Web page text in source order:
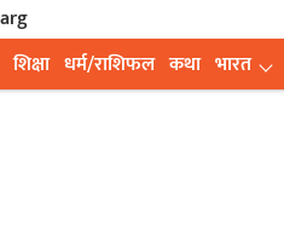
शिक्षा धर्म/राशिफल कथा भारत